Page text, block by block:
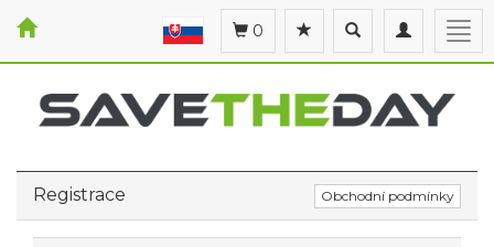
Toggle
navigation
Toggle
search
0
Registrace Obchodní podmínky